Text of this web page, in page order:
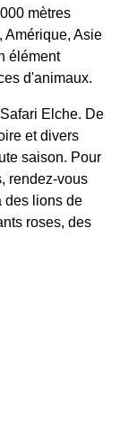
mètres
Amérique, Asie
élément
d'animaux.
Elche. De
et divers
saison. Pour
rendez-vous
des lions de
roses, des